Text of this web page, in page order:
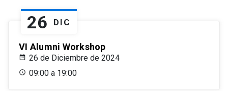
26 DIC
VI Alumni Workshop
26 de Diciembre de 2024
09:00 a 19:00